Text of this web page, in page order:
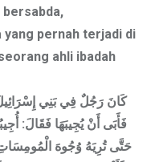
bersabda,
pernah terjadi di
ahli ibadah
كَانَ رَجُلٌ فِي بَنِي
فَأَبَى أَنْ يُجِيبَهَا فَقَالَ:
حَتَّى تُرِيَهُ وُجُوهَ